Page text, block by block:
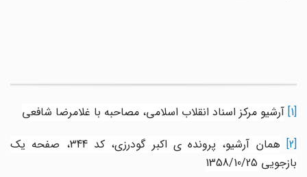
آرشیو مرکز اسناد انقلاب اسلامی، مصاحبه با غلامرضا شافعی
همان آرشیو، پرونده ی اکبر گودرزی، کد 344، صفحه یک
بازجویی 1358/10/25